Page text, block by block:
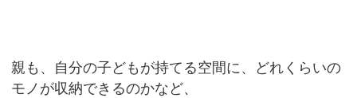
親も、自分の子どもが持てる空間に、どれくらいの
モノが収納できるのかなど、